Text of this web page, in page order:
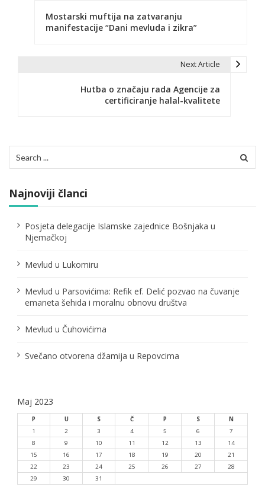
i
j
a
a
a
k
Mostarski muftija na zatvaranju
manifestacije “Dani mevluda i zikra”
Next Article
Hutba o značaju rada Agencije za
certificiranje halal-kvalitete
for:
Najnoviji članci
Posjeta delegacije Islamske zajednice Bošnjaka u
Njemačkoj
Mevlud u Lukomiru
Mevlud u Parsovićima: Refik ef. Delić pozvao na čuvanje
emaneta šehida i moralnu obnovu društva
Mevlud u Čuhovićima
Svečano otvorena džamija u Repovcima
Maj 2023
P U S Č P S
N
1
2 3 4 5 6
7
8
9 10 11 12 13
14
15
16 17 18 19 20
21
22
23 24 25 26 27
28
29
30 31